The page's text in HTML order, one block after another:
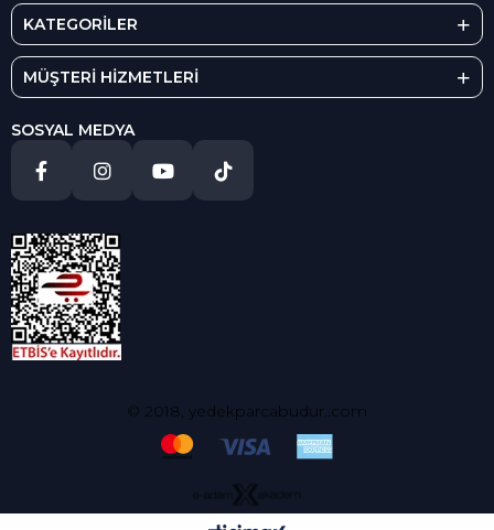
KATEGORİLER
MÜŞTERİ HİZMETLERİ
SOSYAL MEDYA
© 2018, yedekparcabudur..com